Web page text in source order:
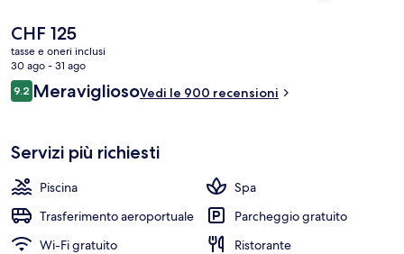
hotel di lusso includono un miniclub per bambini (gratuito), un bar a
bordo piscina e una palestra aperta giorno e notte. Le recensioni
degli ospiti lodano il personale gentile della struttura.
Il
prezzo
attuale
è
CHF 125
CHF 125
tasse e oneri inclusi
30 ago - 31 ago
Recensioni
9.29.2 su 10
MeravigliosoVedi le 900 recensioni
Servizi più richiesti
Piscina
Spa
Trasferimento aeroportuale
Parcheggio gratuito
Wi-Fi gratuito
Ristorante